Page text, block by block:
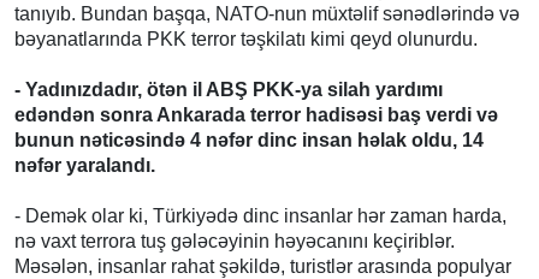
tanıyıb. Bundan başqa, NATO-nun müxtəlif sənədlərində və
bəyanatlarında PKK terror təşkilatı kimi qeyd olunurdu.
- Yadınızdadır, ötən il ABŞ PKK-ya silah yardımı
edəndən sonra Ankarada terror hadisəsi baş verdi və
bunun nəticəsində 4 nəfər dinc insan həlak oldu, 14
nəfər yaralandı.
- Demək olar ki, Türkiyədə dinc insanlar hər zaman harda,
nə vaxt terrora tuş gələcəyinin həyəcanını keçiriblər.
Məsələn, insanlar rahat şəkildə, turistlər arasında populyar